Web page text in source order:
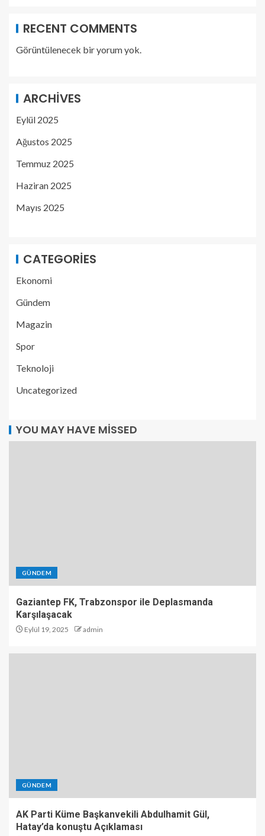
RECENT COMMENTS
Görüntülenecek bir yorum yok.
ARCHIVES
Eylül 2025
Ağustos 2025
Temmuz 2025
Haziran 2025
Mayıs 2025
CATEGORIES
Ekonomi
Gündem
Magazin
Spor
Teknoloji
Uncategorized
YOU MAY HAVE MISSED
GÜNDEM
Gaziantep FK, Trabzonspor ile Deplasmanda
Karşılaşacak
Eylül 19, 2025 admin
GÜNDEM
AK Parti Küme Başkanvekili Abdulhamit Gül,
Hatay’da konuştu Açıklaması